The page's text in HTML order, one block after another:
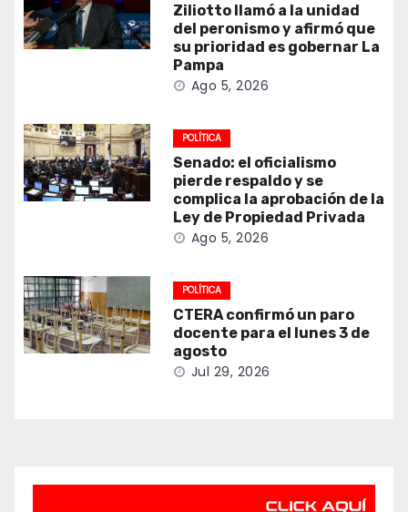
Ziliotto llamó a la unidad
del peronismo y afirmó que
su prioridad es gobernar La
Pampa
Ago 5, 2026
POLÍTICA
Senado: el oficialismo
pierde respaldo y se
complica la aprobación de la
Ley de Propiedad Privada
Ago 5, 2026
POLÍTICA
CTERA confirmó un paro
docente para el lunes 3 de
agosto
Jul 29, 2026